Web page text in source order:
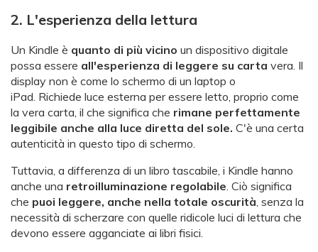
2. L'esperienza della lettura
Un Kindle è quanto di più vicino un dispositivo digitale
possa essere all'esperienza di leggere su carta vera. Il
display non è come lo schermo di un laptop o
iPad. Richiede luce esterna per essere letto, proprio come
la vera carta, il che significa che rimane perfettamente
leggibile anche alla luce diretta del sole. C'è una certa
autenticità in questo tipo di schermo.
Tuttavia, a differenza di un libro tascabile, i Kindle hanno
anche una retroilluminazione regolabile. Ciò significa
che puoi leggere, anche nella totale oscurità, senza la
necessità di scherzare con quelle ridicole luci di lettura che
devono essere agganciate ai libri fisici.